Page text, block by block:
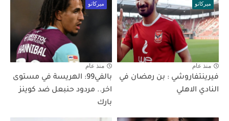
ميركاتو
منذ عام
فيرينتفاروشي : بن رمضان في
النادي الاهلي
ميركاتو
منذ عام
بالفي99: الهريسة في مستوى
اخر.. مردود حنبعل ضد كوينز
بارك